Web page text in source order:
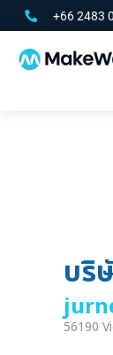
+66 2483
บริ
56190